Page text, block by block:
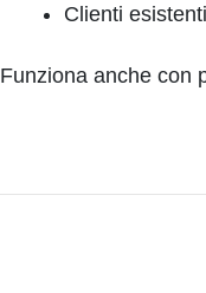
Clienti
Funziona anche con